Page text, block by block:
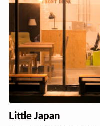
Little Japan